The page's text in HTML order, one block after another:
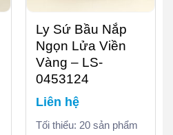
Ly Sứ Bầu Nắp
Ngọn Lửa Viền
Vàng – LS-
0453124
Liên hệ
Tối thiểu: 20 sản phẩm